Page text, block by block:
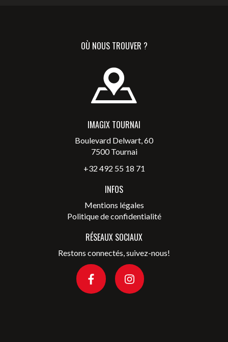
OÙ NOUS TROUVER ?
IMAGIX TOURNAI
Boulevard Delwart, 60
7500 Tournai
+32 492 55 18 71
INFOS
Mentions légales
Politique de confidentialité
RÉSEAUX SOCIAUX
Restons connectés, suivez-nous!